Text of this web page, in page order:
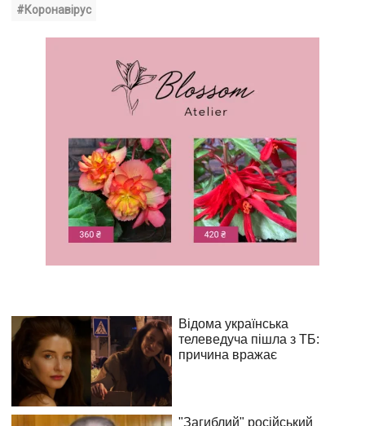
#Коронавірус